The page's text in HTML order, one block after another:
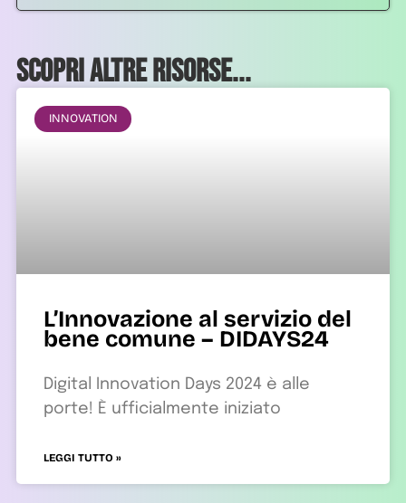
Scopri altre risorse...
INNOVATION
L’Innovazione al servizio del
bene comune – DIDAYS24
Digital Innovation Days 2024 è alle
porte! È ufficialmente iniziato
LEGGI TUTTO »